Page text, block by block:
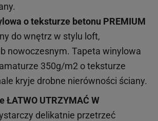
oteksturze betonu PREMIUM
do wnętrz w stylu loft,
nowoczesnym. Tapeta winylowa
350g/m2 o teksturze
kryje drobne nierówności ściany.
ŁATWO UTRZYMAĆ W
delikatnie przetrzeć